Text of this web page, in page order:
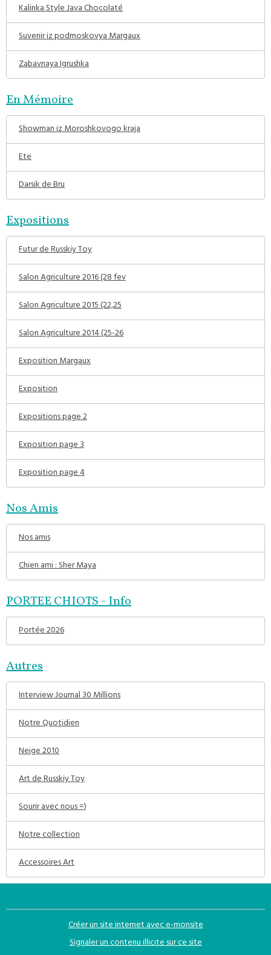
Kalinka Style Java Chocolaté
Suvenir iz podmoskovya Margaux
Zabavnaya Igrushka
En Mémoire
Showman iz Moroshkovogo kraja
Ete
Darsik de Bru
Expositions
Futur de Russkiy Toy
Salon Agriculture 2016 (28 fev
Salon Agriculture 2015 (22,25
Salon Agriculture 2014 (25-26
Exposition Margaux
Exposition
Expositions page 2
Exposition page 3
Exposition page 4
Nos Amis
Nos amis
Chien ami : Sher Maya
PORTEE CHIOTS - Info
Portée 2026
Autres
Interview Journal 30 Millions
Notre Quotidien
Neige 2010
Art de Russkiy Toy
Sourir avec nous =)
Notre collection
Accessoires Art
Créer un site internet avec e-monsite
Signaler un contenu illicite sur ce site